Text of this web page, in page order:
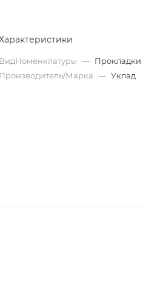
ВидНоменклатуры — Прокладки
Производитель/Марка — Уклад